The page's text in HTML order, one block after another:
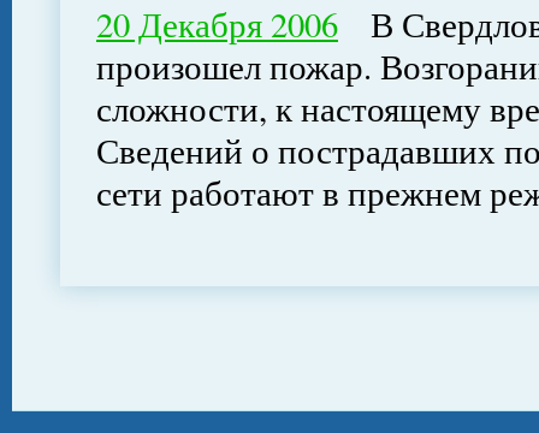
20 Декабря 2006 В
произошел пожар.
сложности, к настоящему
Сведений о пострадавших
сети работают в прежнем